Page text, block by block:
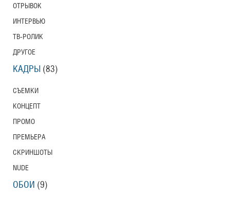
ОТРЫВОК
ИНТЕРВЬЮ
ТВ-РОЛИК
ДРУГОЕ
КАДРЫ (83)
СЪЕМКИ
КОНЦЕПТ
ПРОМО
ПРЕМЬЕРА
СКРИНШОТЫ
NUDE
ОБОИ (9)